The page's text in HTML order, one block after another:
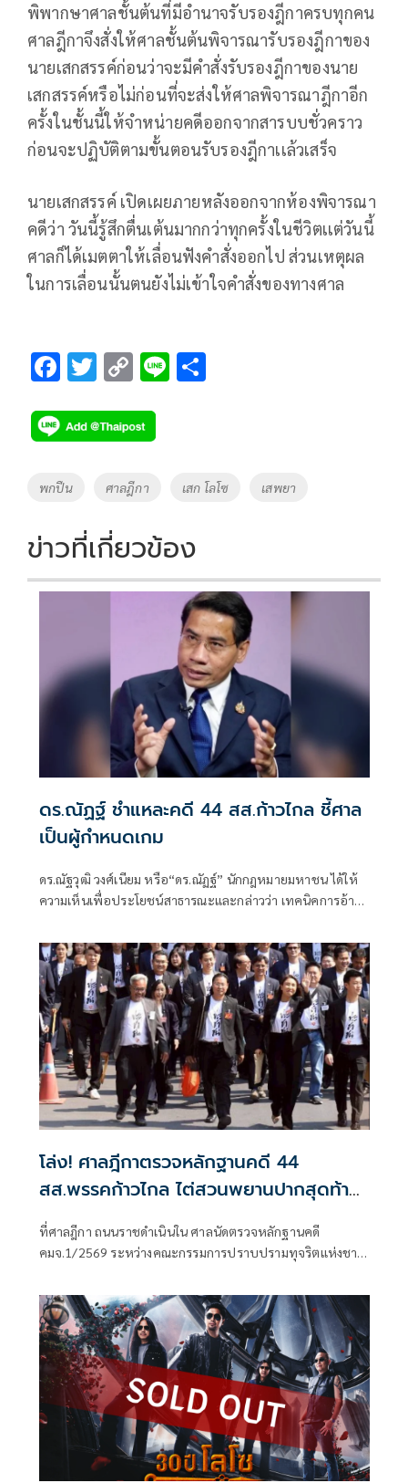
พิพากษาศาลชั้นต้นที่มีอำนาจรับรองฎีกาครบทุกคน
ศาลฎีกาจึงสั่งให้ศาลชั้นต้นพิจารณารับรองฎีกาของ
นายเสกสรรค์ก่อนว่าจะมีคำสั่งรับรองฎีกาของนาย
เสกสรรค์หรือไม่ก่อนที่จะส่งให้ศาลพิจารณาฎีกาอีก
ครั้งในชั้นนี้ให้จำหน่ายคดีออกจากสารบบชั่วคราว
ก่อนจะปฏิบัติตามขั้นตอนรับรองฎีกาเเล้วเสร็จ
นายเสกสรรค์ เปิดเผยภายหลังออกจากห้องพิจารณา
คดีว่า วันนี้รู้สึกตื่นเต้นมากกว่าทุกครั้งในชีวิตเเต่วันนี้
ศาลก็ได้เมตตาให้เลื่อนฟังคำสั่งออกไป ส่วนเหตุผล
ในการเลื่อนนั้นตนยังไม่เข้าใจคำสั่งของทางศาล
F
e
b
o
k
T
tt
er
C
p
y
Li
k
Li
Tags
พกปืน ศาลฎีกา เสก โลโซ เสพยา
ข่าวที่เกี่ยวข้อง
ดร.ณัฏฐ์ ชำแหละคดี 44 สส.ก้าวไกล ชี้ศาล
เป็นผู้กำหนดเกม
ดร.ณัฐวุฒิ วงศ์เนียม หรือ“ดร.ณัฏฐ์” นักกฎหมายมหาชน ได้ให้
ความเห็นเพื่อประโยชน์สาธารณะและกล่าวว่า เทคนิคการอ้าง
โล่ง! ศาลฎีกาตรวจหลักฐานคดี 44
สส.พรรคก้าวไกล ไต่สวนพยานปากสุดท้าย
18 พ.ค.ปีหน้าก่อนนัดตัดสิน
ที่ศาลฎีกา ถนนราชดำเนินใน ศาลนัดตรวจหลักฐานคดี
คมจ.1/2569 ระหว่างคณะกรรมการปราบปรามทุจริตแห่งชาติ